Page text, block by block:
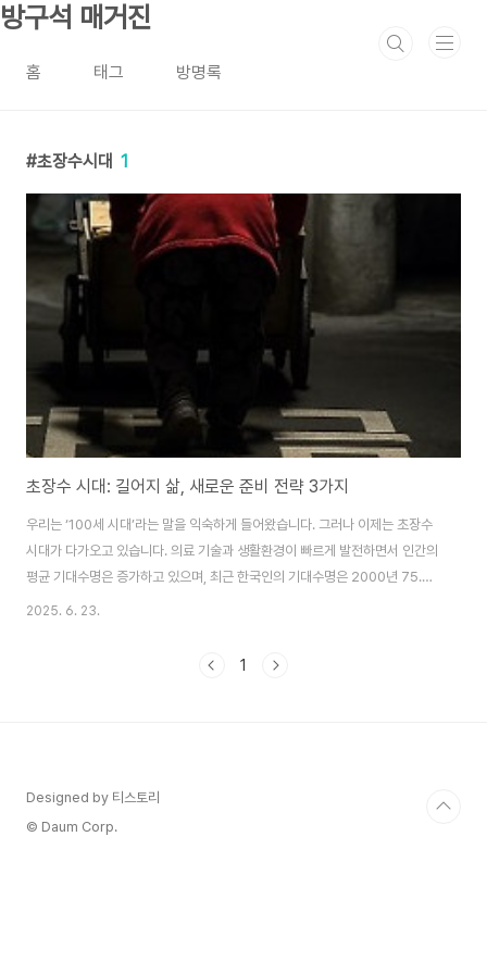
본문 바로가기
방구석 매거진
홈 태그 방명록
초장수시대 1
초장수 시대: 길어지 삶, 새로운 준비 전략 3가지
우리는 ‘100세 시대’라는 말을 익숙하게 들어왔습니다. 그러나 이제는 초장수
시대가 다가오고 있습니다. 의료 기술과 생활환경이 빠르게 발전하면서 인간의
평균 기대수명은 증가하고 있으며, 최근 한국인의 기대수명은 2000년 75.9
세에서 2021년 83.8세로 7.94세 향상되었습니다. 이렇듯 기대수명이 늘어
것이 중요한 것이 아니라, 어떻게 살아갈 것인가가 더 중요한 문제입니다. 50
2025. 6. 23.
1
Designed by 티스토리
© Daum Corp.